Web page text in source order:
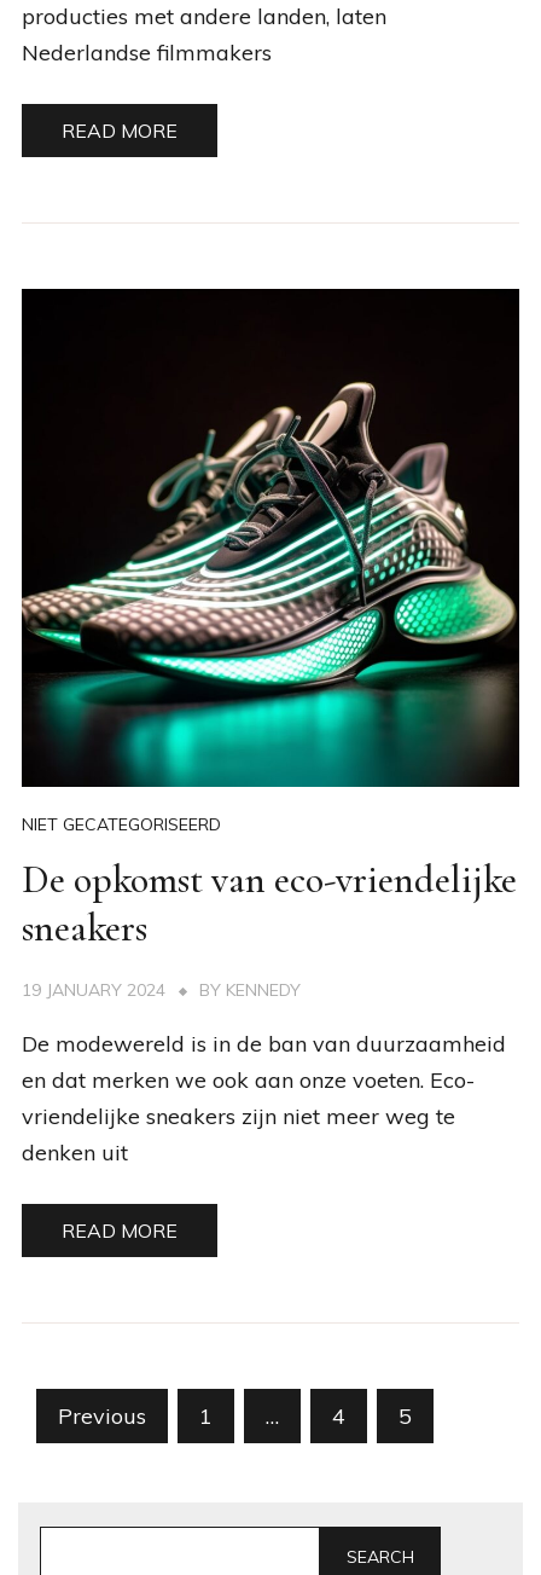
producties met andere landen, laten
Nederlandse filmmakers
READ MORE
NIET GECATEGORISEERD
De opkomst van eco-vriendelijke
sneakers
19 JANUARY 2024 BY KENNEDY
De modewereld is in de ban van duurzaamheid
en dat merken we ook aan onze voeten. Eco-
vriendelijke sneakers zijn niet meer weg te
denken uit
READ MORE
Posts
Previous 1 … 4 5
SEARCH